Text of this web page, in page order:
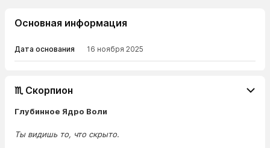
Основная информация
Дата основания 16 ноября 2025
♏ Скорпион
Глубинное Ядро Воли
Ты видишь то, что скрыто.